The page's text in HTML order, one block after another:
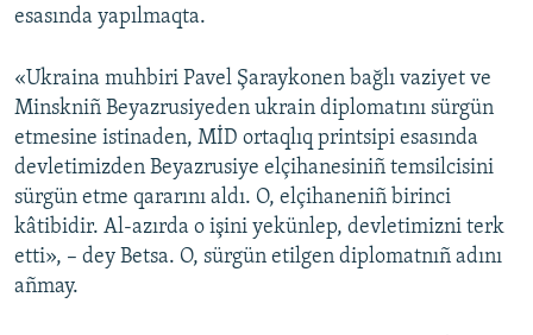
Українською
QOŞULIÑIZ!
RFE/RS bütün saytları
esasında yapılmaqta.
«Ukraina muhbiri Pavel Şaraykonen bağlı vaziyet ve
Minskniñ Beyazrusiyeden ukrain diplomatını sürgün
etmesine istinaden, MİD ortaqlıq printsipi esasında
devletimizden Beyazrusiye elçihanesiniñ temsilcisini
sürgün etme qararını aldı. O, elçihaneniñ birinci
kâtibidir. Al-azırda o işini yekünlep, devletimizni terk
etti», – dey Betsa. O, sürgün etilgen diplomatnıñ adını
añmay.